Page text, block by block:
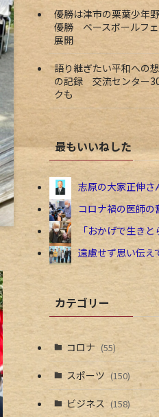
優勝は津市の栗葉少年
優勝 ベースボールフ
展開
語り継ぎたい平和への
の記録 交流センター
クも
最もいいねした
志原の大家正伸さ
コロナ禍の医師の
「おかげで生きと
遠慮せず思い伝
カテゴリー
コロナ (55)
スポーツ (150)
ビジネス (158)